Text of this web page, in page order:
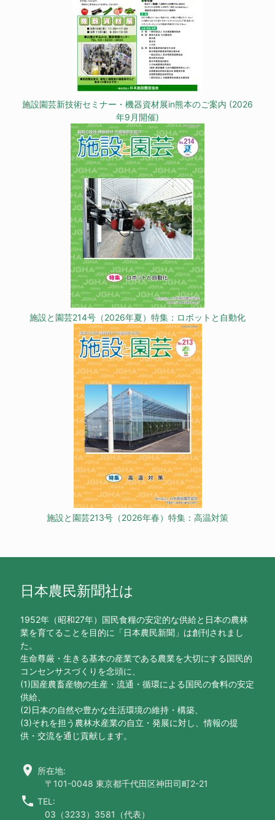
施設園芸新技術セミナー・機器資材展in熊本のご案内 (2026
年9月開催)
施設と園芸214号（2026年夏）特集：ロボットと自動化
施設と園芸213号（2026年春）特集：高温対策
日本農民新聞社は
1952年（昭和27年）国民食糧の安定的な供給と日本の農林
業を育てることを目的に「日本農民新聞」は創刊されまし
た。
生命尊厳・生きる基本の産業である農業を大切にする国民的
コンセンサスづくりを念頭に、
(1)国産農畜産物の生産・流通・循環による国民の食料の安定
供給、
(2)日本の自然や豊かな生活環境の維持・構築、
(3)それを担う農林水産業の自立・発展に対し、情報の提
供・交流を通じ貢献します。
location_on 所在地:
〒101-0048 東京都千代田区神田司町2-21
call TEL:
03（3233）3581（代表）